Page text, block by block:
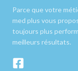
Parce que votre
med plus vous
toujours plus
meilleurs résultats.